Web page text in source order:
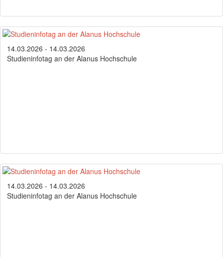
14.03.2026 - 14.03.2026
Studieninfotag an der Alanus Hochschule
14.03.2026 - 14.03.2026
Studieninfotag an der Alanus Hochschule